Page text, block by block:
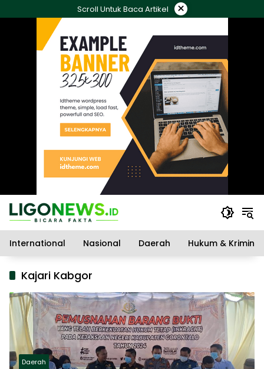
ke
Scroll Untuk Baca Artikel ×
International Nasional Daerah Hukum & Kriminal
Kajari Kabgor
Daerah